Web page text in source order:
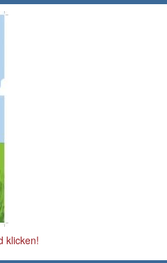
klicken!